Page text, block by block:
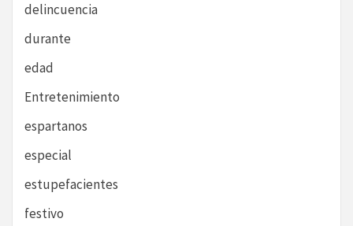
delincuencia
durante
edad
Entretenimiento
espartanos
especial
estupefacientes
festivo